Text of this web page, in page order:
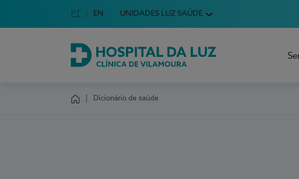
Escolha o seu idioma
Idioma em Português
PT English Language
EN UNIDADES LUZ SAÚDE
Hospital da Luz Clínica de Vilamoura
Dicionário de saúde